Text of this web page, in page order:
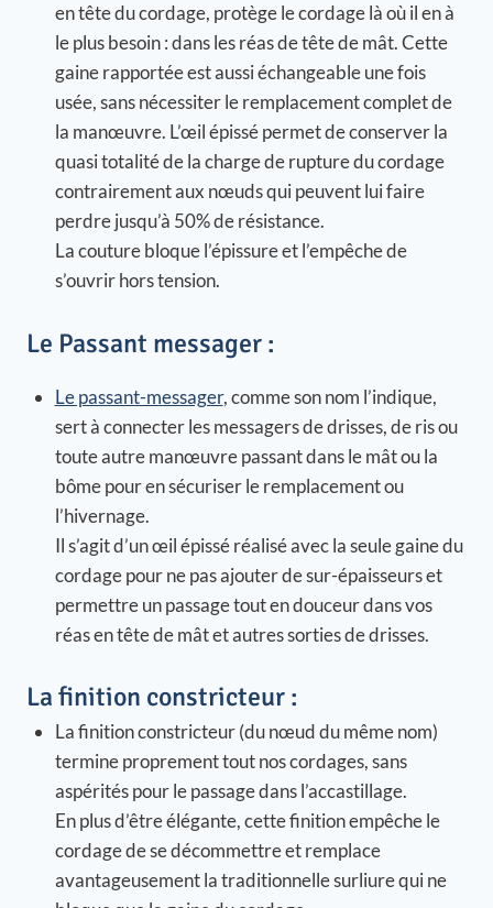
en tête du cordage, protège le cordage là où il en à
le plus besoin : dans les réas de tête de mât. Cette
gaine rapportée est aussi échangeable une fois
usée, sans nécessiter le remplacement complet de
la manœuvre. L’œil épissé permet de conserver la
quasi totalité de la charge de rupture du cordage
contrairement aux nœuds qui peuvent lui faire
perdre jusqu’à 50% de résistance.
La couture bloque l’épissure et l’empêche de
s’ouvrir hors tension.
Le Passant messager :
Le passant-messager, comme son nom l’indique,
sert à connecter les messagers de drisses, de ris ou
toute autre manœuvre passant dans le mât ou la
bôme pour en sécuriser le remplacement ou
l’hivernage.
Il s’agit d’un œil épissé réalisé avec la seule gaine du
cordage pour ne pas ajouter de sur-épaisseurs et
permettre un passage tout en douceur dans vos
réas en tête de mât et autres sorties de drisses.
La finition constricteur :
La finition constricteur (du nœud du même nom)
termine proprement tout nos cordages, sans
aspérités pour le passage dans l’accastillage.
En plus d’être élégante, cette finition empêche le
cordage de se décommettre et remplace
avantageusement la traditionnelle surliure qui ne